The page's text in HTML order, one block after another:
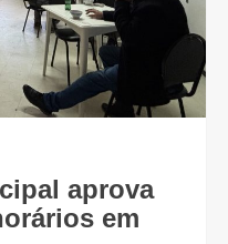
aprova
em